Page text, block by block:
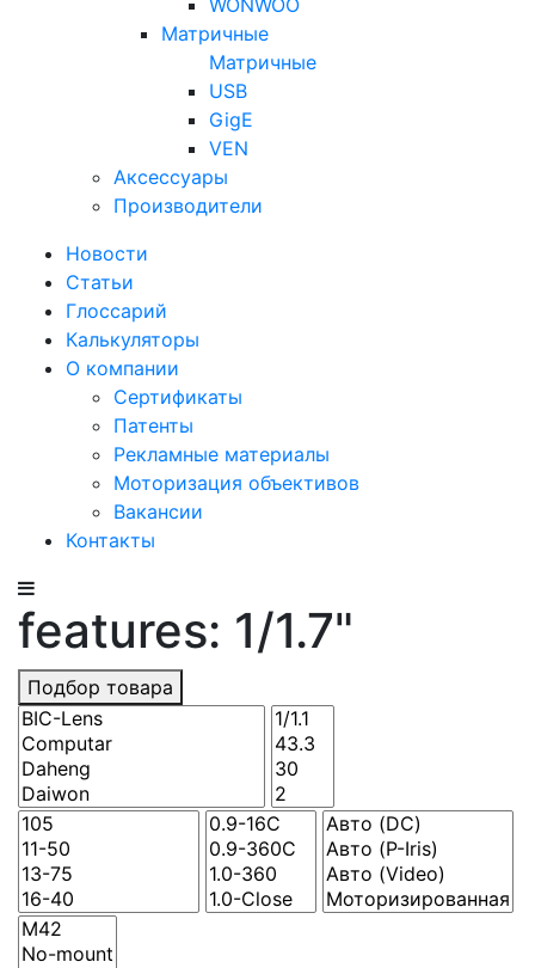
WONWOO
Матричные
Матричные
USB
GigE
VEN
Аксессуары
Производители
Новости
Статьи
Глоссарий
Калькуляторы
О компании
Сертификаты
Патенты
Рекламные материалы
Моторизация объективов
Вакансии
Контакты
features: 1/1.7"
Подбор товара